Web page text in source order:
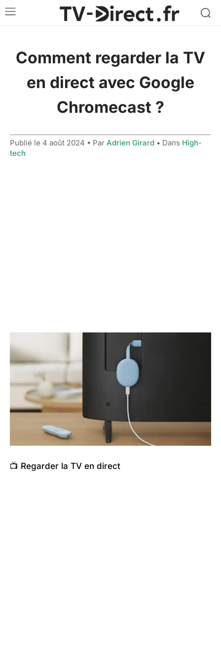
Comment regarder la TV
en direct avec Google
Chromecast ?
Publié le 4 août 2024 • Par Adrien Girard • Dans High-
tech
📺 Regarder la TV en direct